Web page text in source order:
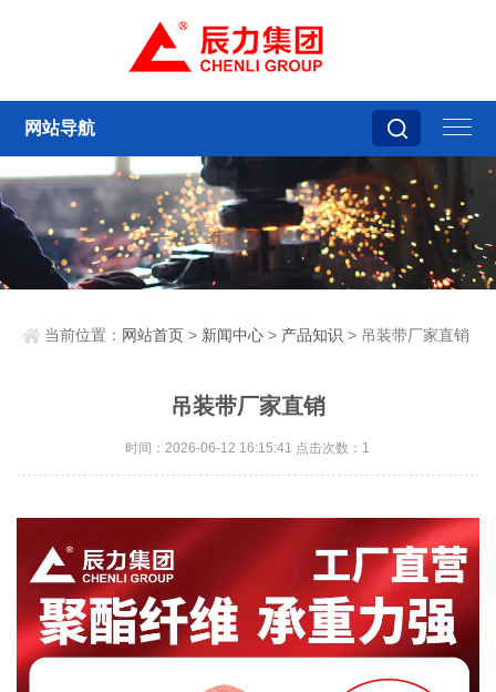
网站导航
当前位置： 网站首页 > 新闻中心 > 产品知识 > 吊装带厂家直销
吊装带厂家直销
时间：2026-06-12 16:15:41 点击次数：1